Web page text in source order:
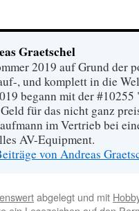
Graetschel
2019 auf Grund der
, und komplett in die
begann mit der
für das nicht ganz
im Vertrieb bei
AV-Equipment.
von Andreas
abgelegt und mit